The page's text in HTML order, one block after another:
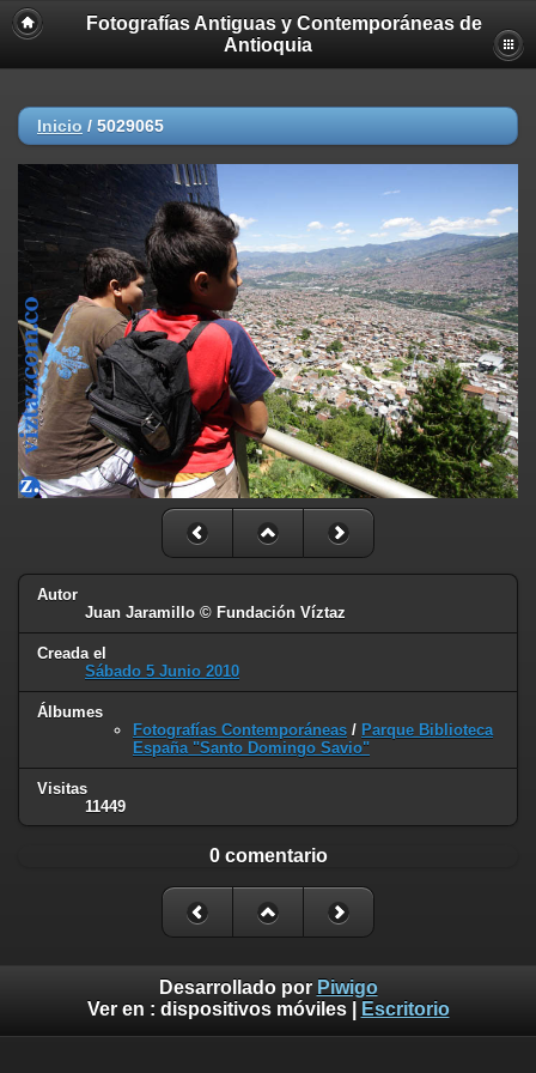
Deprecated : strncmp(): Passing null to parameter #1 ($string1) of type
/home/akhmc5v0jjif/public_html/viztaz.org/galerias/gantigua/
Fotografías Antiguas y Contemporáneas de
Antioquia
Inicio / 5029065
Autor
Juan Jaramillo © Fundación Víztaz
Creada el
Sábado 5 Junio 2010
Álbumes
Fotografías Contemporáneas / Parque Biblioteca
España "Santo Domingo Savio"
Visitas
11449
0 comentario
Desarrollado por Piwigo
Ver en : dispositivos móviles| Escritorio